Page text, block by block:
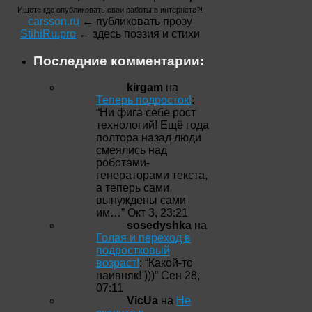
Ищете где опубликовать свои работы в интернете?!
carsson.ru ← публиковать прозу
StihiRu.pro ← здесь поэзия и стихи
Последние комментарии:
kirgam на
Теперь подросток!:
“Ни фига себе рост
технологий! Ещё года
полтора назад люди
смеялись над
роботами-
генераторами текста,
а теперь сами
вынуждены сами
им…” Окт 3, 23:21
sosedyshka на
Голая и переход в
подростковый
возраст!: “Какой-то
наивняк! )))” Сен 28,
07:11
VicUa на Не